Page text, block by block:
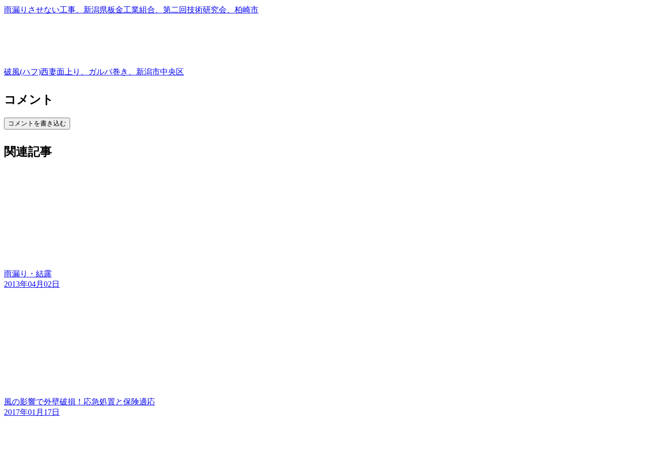
雨漏りさせない工事、新潟県板金工業組合、第二回技術研究会、柏崎市
破風(ハフ)西妻面上り、ガルバ巻き、新潟市中央区
コメント
コメントを書き込む
関連記事
雨漏り・結露
2013年04月02日
風の影響で外壁破損！応急処置と保険適応
2017年01月17日